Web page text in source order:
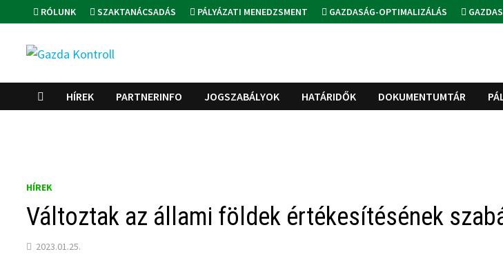
to
content
RÓLUNK SZAKTANÁCSADÁS PÁLYÁZATI MENEDZSMENT GAZDASÁG-OPTIMALIZÁLÁS
HÍREK PARTNERINFO JOGSZABÁLYOK HATÁRIDŐK DOKUMENTUMTÁR
HÍREK
Változtak az állami földek értékesítésének
2023.01.25.